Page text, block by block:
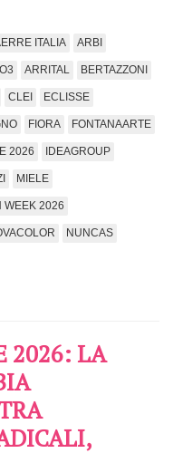
ITALIA ARBI
ARRITAL BERTAZZONI
CLEI ECLISSE
FIORA FONTANAARTE
2026 IDEAGROUP
MIELE
WEEK 2026
NUNCAS
2026: LA